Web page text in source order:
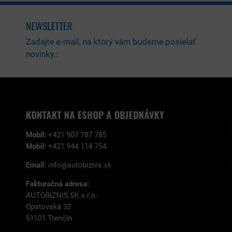
NEWSLETTER
Zadajte e-mail, na ktorý vám budeme posielať
novinky.:
KONTAKT NA ESHOP A OBJEDNÁVKY
Mobil: +421 907 787 785
Mobil: +421 944 114 754
Email: info@autobiznis.sk
Fakturačná adresa:
AUTOBIZNIS.SK s.r.o.
Opatovská 32
91101 Trenčín